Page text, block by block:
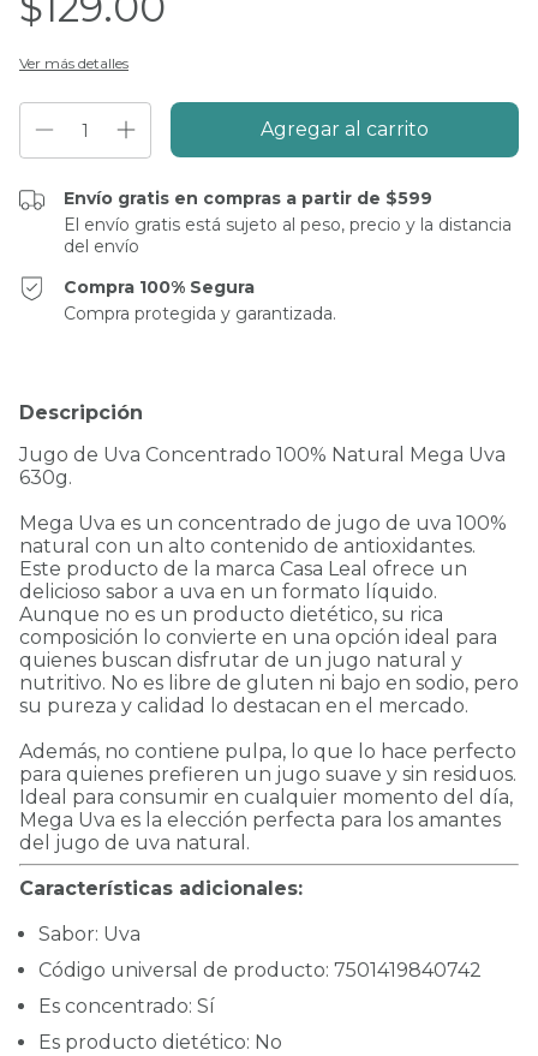
Ver más detalles
Envío gratis en compras a partir de $599
El envío gratis está sujeto al peso, precio y la distancia
del envío
Compra 100% Segura
Compra protegida y garantizada.
Descripción
Jugo de Uva Concentrado 100% Natural Mega Uva
630g.
Mega Uva es un concentrado de jugo de uva 100%
natural con un alto contenido de antioxidantes.
Este producto de la marca Casa Leal ofrece un
delicioso sabor a uva en un formato líquido.
Aunque no es un producto dietético, su rica
composición lo convierte en una opción ideal para
quienes buscan disfrutar de un jugo natural y
nutritivo. No es libre de gluten ni bajo en sodio, pero
su pureza y calidad lo destacan en el mercado.
Además, no contiene pulpa, lo que lo hace perfecto
para quienes prefieren un jugo suave y sin residuos.
Ideal para consumir en cualquier momento del día,
Mega Uva es la elección perfecta para los amantes
del jugo de uva natural.
Características adicionales:
Sabor: Uva
Código universal de producto: 7501419840742
Es concentrado: Sí
Es producto dietético: No